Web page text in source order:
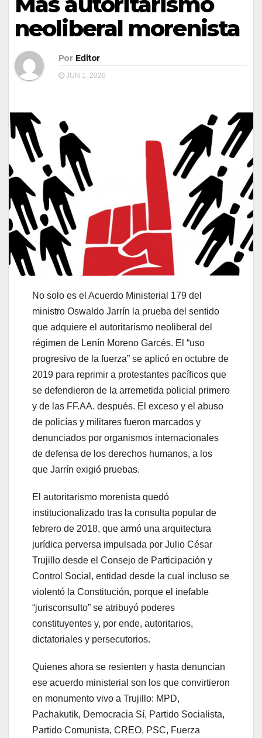
neoliberal morenista
Por Editor
JUN 1, 2020
No solo es el Acuerdo Ministerial 179 del
ministro Oswaldo Jarrín la prueba del sentido
que adquiere el autoritarismo neoliberal del
régimen de Lenín Moreno Garcés. El “uso
progresivo de la fuerza” se aplicó en octubre de
2019 para reprimir a protestantes pacíficos que
se defendieron de la arremetida policial primero
y de las FF.AA. después. El exceso y el abuso
de policías y militares fueron marcados y
denunciados por organismos internacionales
de defensa de los derechos humanos, a los
que Jarrín exigió pruebas.
El autoritarismo morenista quedó
institucionalizado tras la consulta popular de
febrero de 2018, que armó una arquitectura
jurídica perversa impulsada por Julio César
Trujillo desde el Consejo de Participación y
Control Social, entidad desde la cual incluso se
violentó la Constitución, porque el inefable
“jurisconsulto” se atribuyó poderes
constituyentes y, por ende, autoritarios,
dictatoriales y persecutorios.
Quienes ahora se resienten y hasta denuncian
ese acuerdo ministerial son los que convirtieron
en monumento vivo a Trujillo: MPD,
Pachakutik, Democracia Sí, Partido Socialista,
Partido Comunista, CREO, PSC, Fuerza